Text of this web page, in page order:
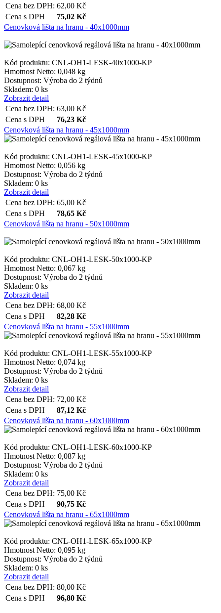
Cena bez DPH: 62,00 Kč
Cena s DPH
75,02 Kč
Cenovková lišta na hranu - 40x1000mm
Kód produktu: CNL-OH1-LESK-40x1000-KP
Hmotnost Netto: 0,048 kg
Dostupnost: Výroba do 2 týdnů
Skladem: 0 ks
Zobrazit detail
Cena bez DPH: 63,00 Kč
Cena s DPH
76,23 Kč
Cenovková lišta na hranu - 45x1000mm
Kód produktu: CNL-OH1-LESK-45x1000-KP
Hmotnost Netto: 0,056 kg
Dostupnost: Výroba do 2 týdnů
Skladem: 0 ks
Zobrazit detail
Cena bez DPH: 65,00 Kč
Cena s DPH
78,65 Kč
Cenovková lišta na hranu - 50x1000mm
Kód produktu: CNL-OH1-LESK-50x1000-KP
Hmotnost Netto: 0,067 kg
Dostupnost: Výroba do 2 týdnů
Skladem: 0 ks
Zobrazit detail
Cena bez DPH: 68,00 Kč
Cena s DPH
82,28 Kč
Cenovková lišta na hranu - 55x1000mm
Kód produktu: CNL-OH1-LESK-55x1000-KP
Hmotnost Netto: 0,074 kg
Dostupnost: Výroba do 2 týdnů
Skladem: 0 ks
Zobrazit detail
Cena bez DPH: 72,00 Kč
Cena s DPH
87,12 Kč
Cenovková lišta na hranu - 60x1000mm
Kód produktu: CNL-OH1-LESK-60x1000-KP
Hmotnost Netto: 0,087 kg
Dostupnost: Výroba do 2 týdnů
Skladem: 0 ks
Zobrazit detail
Cena bez DPH: 75,00 Kč
Cena s DPH
90,75 Kč
Cenovková lišta na hranu - 65x1000mm
Kód produktu: CNL-OH1-LESK-65x1000-KP
Hmotnost Netto: 0,095 kg
Dostupnost: Výroba do 2 týdnů
Skladem: 0 ks
Zobrazit detail
Cena bez DPH: 80,00 Kč
Cena s DPH
96,80 Kč